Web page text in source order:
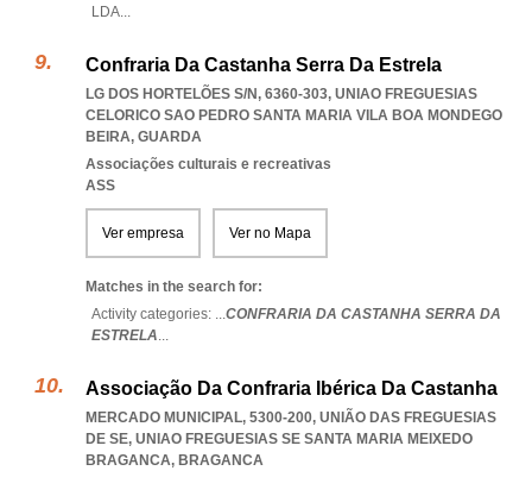
LDA...
Confraria Da Castanha Serra Da Estrela
LG DOS HORTELÕES S/N, 6360-303, UNIAO FREGUESIAS
CELORICO SAO PEDRO SANTA MARIA VILA BOA MONDEGO
BEIRA, GUARDA
Associações culturais e recreativas
ASS
Ver empresa Ver no Mapa
Matches in the search for:
Activity categories: ...CONFRARIA DA CASTANHA SERRA DA
ESTRELA...
Associação Da Confraria Ibérica Da Castanha
MERCADO MUNICIPAL, 5300-200, UNIÃO DAS FREGUESIAS
DE SE, UNIAO FREGUESIAS SE SANTA MARIA MEIXEDO
BRAGANCA, BRAGANCA